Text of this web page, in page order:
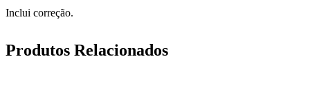
Inclui correção.
Produtos Relacionados